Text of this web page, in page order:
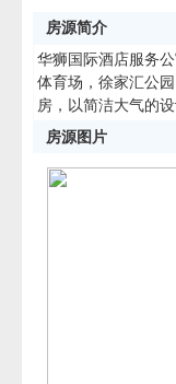
房源简介
华狮国际酒店服务
体育场，徐家汇公
房，以简洁大气的
房源图片